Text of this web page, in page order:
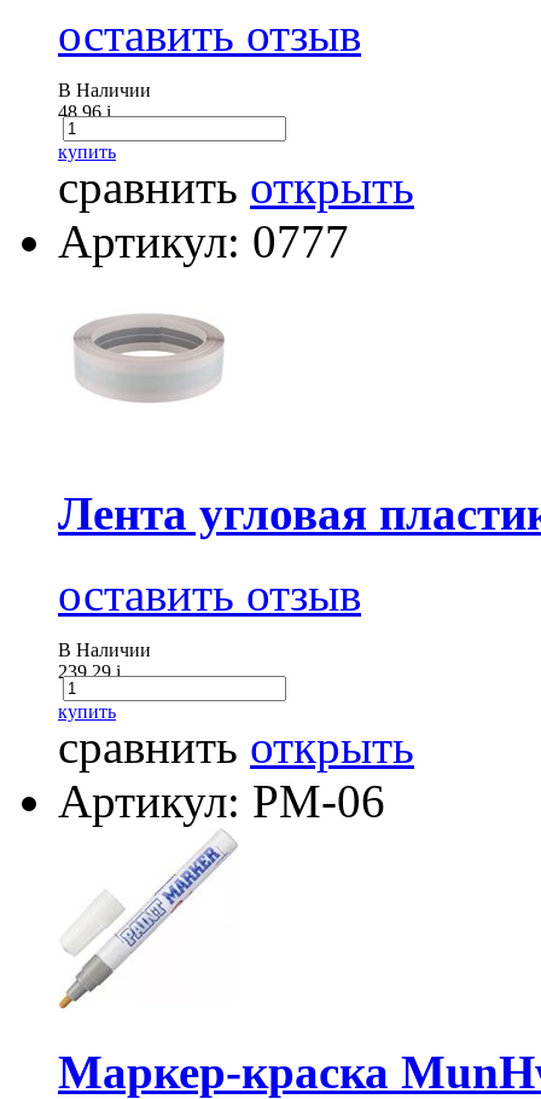
оставить отзыв
В Наличии
48.96i
купить
сравнить открыть
Артикул: 0777
Лента угловая
оставить отзыв
В Наличии
239.29i
купить
сравнить открыть
Артикул: РМ-06
Маркер-краска